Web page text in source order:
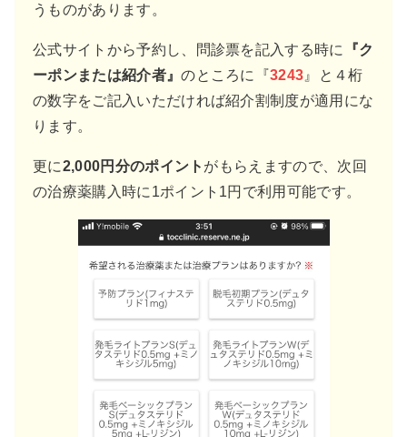
うものがあります。
公式サイトから予約し、問診票を記入する時に
『ク
ーポンまたは紹介者』のところに『3243 』と４桁
の数字をご記入いただければ紹介割制度が適用にな
ります。
更に2,000円分のポイント がもらえますので、次回
の治療薬購入時に1ポイント1円で利用可能です。